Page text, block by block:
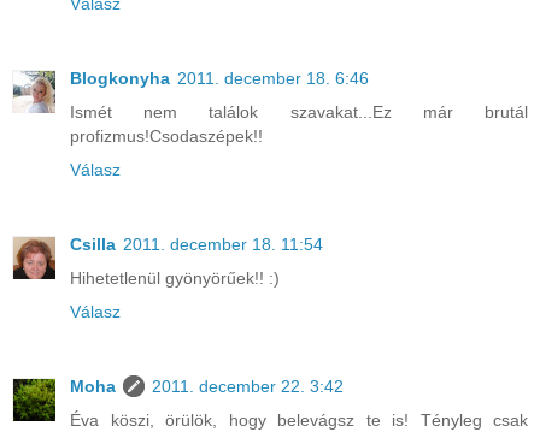
Blogkonyha 2011. december 18. 6:46
Ismét nem találok szavakat...Ez már brutál
profizmus!Csodaszépek!!
Válasz
Csilla 2011. december 18. 11:54
Hihetetlenül gyönyörűek!! :)
Válasz
Moha
2011. december 22. 3:42
Éva köszi, örülök, hogy belevágsz te is! Tényleg csak